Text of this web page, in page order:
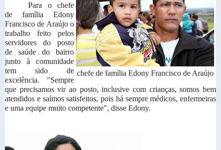
chefe de família Edony Francisco de Araújo
Para o chefe
de família Edony
Francisco de Araújo o
trabalho feito pelos
servidores do posto
de saúde do bairro
junto à comunidade
tem sido de
excelência. "Sempre
que precisamos vir ao posto, inclusive com crianças, somos bem
atendidos e saímos satisfeitos, pois há sempre médicos, enfermeiras
e uma equipe muito competente", disse Edony.